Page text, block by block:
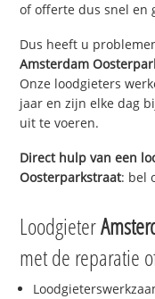
of offerte dus snel en
Dus heeft u
Amsterdam
Onze loodgieters
jaar en zijn elke dag
uit te voeren.
Direct hulp van een
Oosterparkstraat: bel
Loodgieter
met de reparatie